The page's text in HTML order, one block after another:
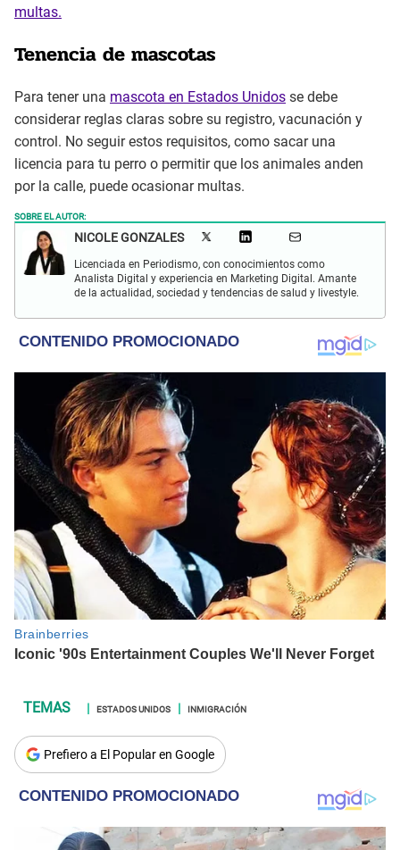
multas.
Tenencia de mascotas
Para tener una mascota en Estados Unidos se debe
considerar reglas claras sobre su registro, vacunación y
control. No seguir estos requisitos, como sacar una
licencia para tu perro o permitir que los animales anden
por la calle, puede ocasionar multas.
SOBRE EL AUTOR:
NICOLE GONZALES
Licenciada en Periodismo, con conocimientos como
Analista Digital y experiencia en Marketing Digital. Amante
de la actualidad, sociedad y tendencias de salud y livestyle.
ESTADOS UNIDOS INMIGRACIÓN
Prefiero a El Popular en Google